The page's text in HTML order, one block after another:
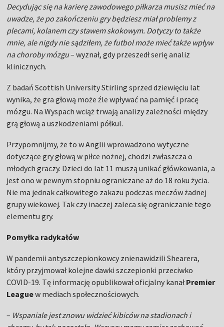
Decydując się na karierę zawodowego piłkarza musisz mieć na
uwadze, że po zakończeniu gry będziesz miał problemy z
plecami, kolanem czy stawem skokowym. Dotyczy to także
mnie, ale nigdy nie sądziłem, że futbol może mieć także wpływ
na choroby mózgu– wyznał, gdy przeszedł serię analiz
klinicznych.
Z badań Scottish University Stirling sprzed dziewięciu lat
wynika, że gra głową może źle wpływać na pamięć i pracę
mózgu. Na Wyspach wciąż trwają analizy zależności między
grą głową a uszkodzeniami półkul.
Przypomnijmy, że to w Anglii wprowadzono wytyczne
dotyczące gry głową w piłce nożnej, chodzi zwłaszcza o
młodych graczy. Dzieci do lat 11 muszą unikać główkowania, a
jest ono w pewnym stopniu ograniczane aż do 18 roku życia.
Nie ma jednak całkowitego zakazu podczas meczów żadnej
grupy wiekowej. Tak czy inaczej zaleca się ograniczanie tego
elementu gry.
Pomyłka radykałów
W pandemii antyszczepionkowcy znienawidzili Shearera,
który przyjmował kolejne dawki szczepionki przeciwko
COVID-19. Tę informację opublikował oficjalny kanałPremier
Leaguew mediach społecznościowych.
– Wspaniale jest znowu widzieć kibiców na stadionach i